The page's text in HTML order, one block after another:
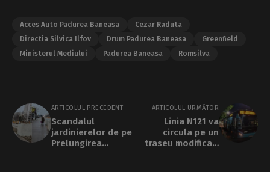
Acces Auto Padurea Baneasa
Cezar Raduta
Directia Silvica Ilfov
Drum Padurea Baneasa
Greenfield
Ministerul Mediului
Padurea Baneasa Romsilva
ARTICOLUL PRECEDENT
Scandalul
jardinierelor de pe
Prelungirea
ARTICOLUL URMĂTOR
Linia N121 va
circula pe un
traseu modificat,